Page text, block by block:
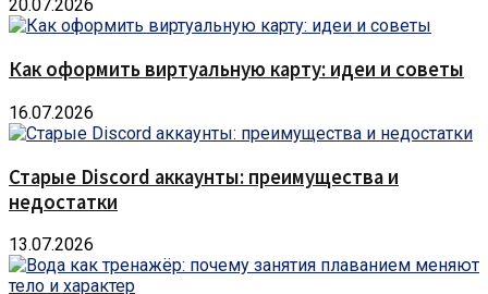
20.07.2026
Как оформить виртуальную карту: идеи и советы
16.07.2026
Старые Discord аккаунты: преимущества и
недостатки
13.07.2026